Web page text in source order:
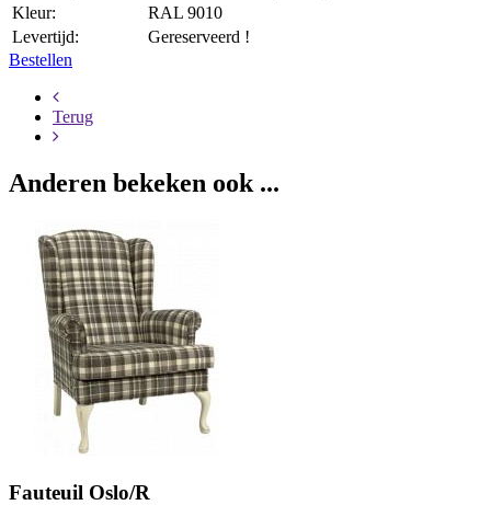
Kleur:
RAL 9010
Levertijd:
Gereserveerd !
Bestellen
Terug
Anderen bekeken ook ...
Fauteuil Oslo/R